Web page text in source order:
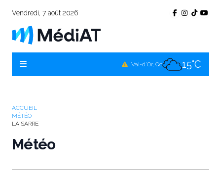
Vendredi, 7 août 2026
Val-d'Or, Qc 15°C
ACCUEIL
MÉTÉO
LA SARRE
Météo